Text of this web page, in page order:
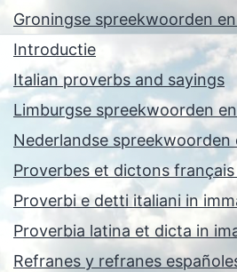
Groningse spreekwoorden
Introductie
Italian proverbs and sayings
Limburgse spreekwoorden
Nederlandse spreekwoorden
Proverbes et dictons
Proverbi e detti italiani in
Proverbia latina et dicta in
Refranes y refranes